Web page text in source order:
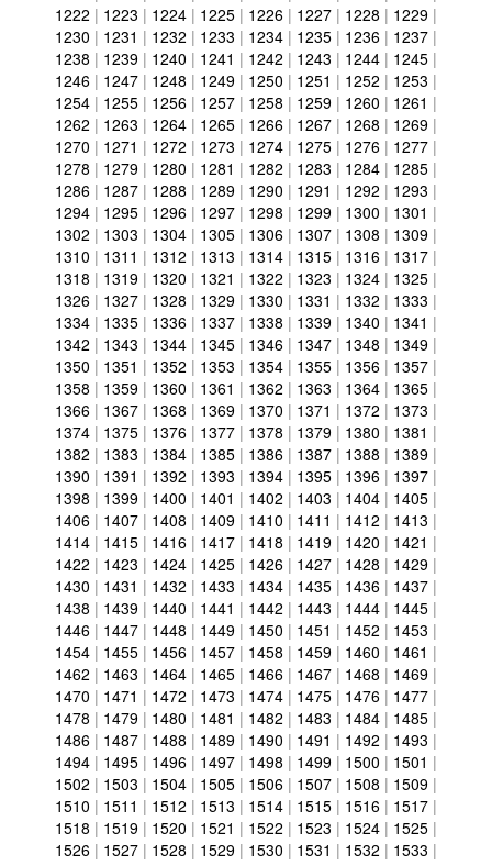
1222 | 1223 | 1224 | 1225 | 1226 | 1227 | 1228 | 1229 |
1230 | 1231 | 1232 | 1233 | 1234 | 1235 | 1236 | 1237 |
1238 | 1239 | 1240 | 1241 | 1242 | 1243 | 1244 | 1245 |
1246 | 1247 | 1248 | 1249 | 1250 | 1251 | 1252 | 1253 |
1254 | 1255 | 1256 | 1257 | 1258 | 1259 | 1260 | 1261 |
1262 | 1263 | 1264 | 1265 | 1266 | 1267 | 1268 | 1269 |
1270 | 1271 | 1272 | 1273 | 1274 | 1275 | 1276 | 1277 |
1278 | 1279 | 1280 | 1281 | 1282 | 1283 | 1284 | 1285 |
1286 | 1287 | 1288 | 1289 | 1290 | 1291 | 1292 | 1293 |
1294 | 1295 | 1296 | 1297 | 1298 | 1299 | 1300 | 1301 |
1302 | 1303 | 1304 | 1305 | 1306 | 1307 | 1308 | 1309 |
1310 | 1311 | 1312 | 1313 | 1314 | 1315 | 1316 | 1317 |
1318 | 1319 | 1320 | 1321 | 1322 | 1323 | 1324 | 1325 |
1326 | 1327 | 1328 | 1329 | 1330 | 1331 | 1332 | 1333 |
1334 | 1335 | 1336 | 1337 | 1338 | 1339 | 1340 | 1341 |
1342 | 1343 | 1344 | 1345 | 1346 | 1347 | 1348 | 1349 |
1350 | 1351 | 1352 | 1353 | 1354 | 1355 | 1356 | 1357 |
1358 | 1359 | 1360 | 1361 | 1362 | 1363 | 1364 | 1365 |
1366 | 1367 | 1368 | 1369 | 1370 | 1371 | 1372 | 1373 |
1374 | 1375 | 1376 | 1377 | 1378 | 1379 | 1380 | 1381 |
1382 | 1383 | 1384 | 1385 | 1386 | 1387 | 1388 | 1389 |
1390 | 1391 | 1392 | 1393 | 1394 | 1395 | 1396 | 1397 |
1398 | 1399 | 1400 | 1401 | 1402 | 1403 | 1404 | 1405 |
1406 | 1407 | 1408 | 1409 | 1410 | 1411 | 1412 | 1413 |
1414 | 1415 | 1416 | 1417 | 1418 | 1419 | 1420 | 1421 |
1422 | 1423 | 1424 | 1425 | 1426 | 1427 | 1428 | 1429 |
1430 | 1431 | 1432 | 1433 | 1434 | 1435 | 1436 | 1437 |
1438 | 1439 | 1440 | 1441 | 1442 | 1443 | 1444 | 1445 |
1446 | 1447 | 1448 | 1449 | 1450 | 1451 | 1452 | 1453 |
1454 | 1455 | 1456 | 1457 | 1458 | 1459 | 1460 | 1461 |
1462 | 1463 | 1464 | 1465 | 1466 | 1467 | 1468 | 1469 |
1470 | 1471 | 1472 | 1473 | 1474 | 1475 | 1476 | 1477 |
1478 | 1479 | 1480 | 1481 | 1482 | 1483 | 1484 | 1485 |
1486 | 1487 | 1488 | 1489 | 1490 | 1491 | 1492 | 1493 |
1494 | 1495 | 1496 | 1497 | 1498 | 1499 | 1500 | 1501 |
1502 | 1503 | 1504 | 1505 | 1506 | 1507 | 1508 | 1509 |
1510 | 1511 | 1512 | 1513 | 1514 | 1515 | 1516 | 1517 |
1518 | 1519 | 1520 | 1521 | 1522 | 1523 | 1524 | 1525 |
1526 | 1527 | 1528 | 1529 | 1530 | 1531 | 1532 | 1533 |